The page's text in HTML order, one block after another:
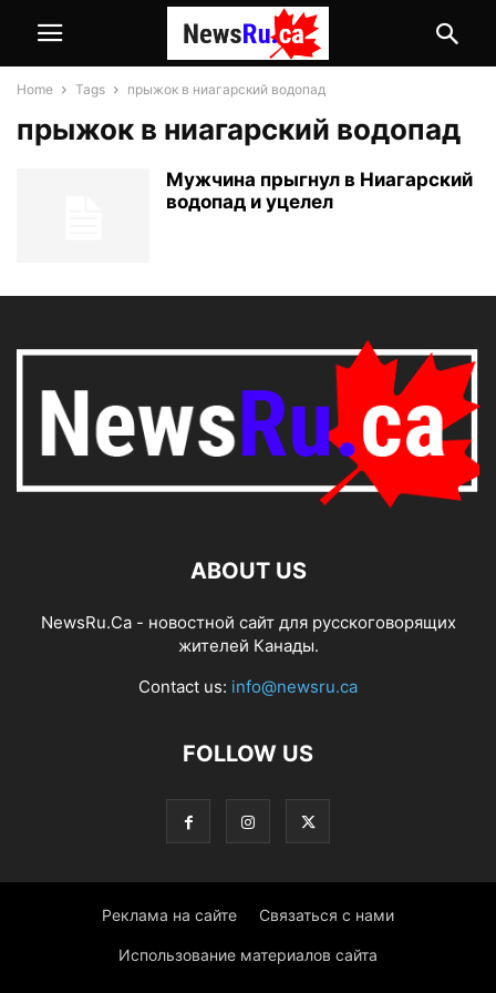
Home Tags прыжок в ниагарский водопад
прыжок в ниагарский водопад
Мужчина прыгнул в Ниагарский
водопад и уцелел
ABOUT US
NewsRu.Ca - новостной сайт для русскоговорящих
жителей Канады.
Contact us: info@newsru.ca
FOLLOW US
Реклама на сайте Связаться с нами
Использование материалов сайта